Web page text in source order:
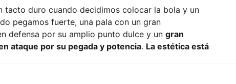
tacto duro cuando decidimos colocar la bola y un
pegamos fuerte, una pala con un gran
defensa por su amplio punto dulce y un gran
ataque por su pegada y potencia. La estética está